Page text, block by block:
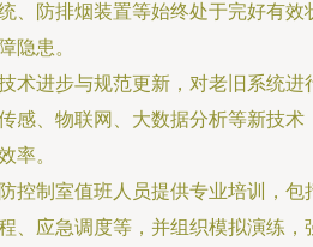
、防排烟装置等始终处于完好有效
隐患。
技术进步与规范更新，对老旧系统进
感、物联网、大数据分析等新技术
率。
防控制室值班人员提供专业培训，包
、应急调度等，并组织模拟演练，